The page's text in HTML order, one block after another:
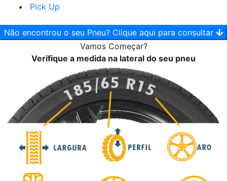
Pick Up
Não encontrou o seu Pneu? Clique aqui para consultar
Vamos Começar?
Verifique a medida na lateral do seu pneu